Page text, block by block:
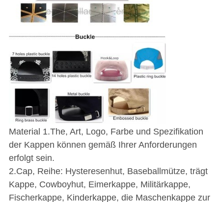
Material 1.The, Art, Logo, Farbe und Spezifikation
der Kappen können gemäß Ihrer Anforderungen
erfolgt sein.
2.Cap, Reihe: Hysteresenhut, Baseballmütze, trägt
Kappe, Cowboyhut, Eimerkappe, Militärkappe,
Fischerkappe, Kinderkappe, die Maschenkappe zur